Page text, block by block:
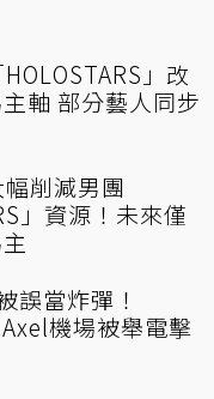
」改
軸 部分藝人同步
幅削減男團
」資源！未來僅
誤當炸彈！
Axel機場被舉電擊